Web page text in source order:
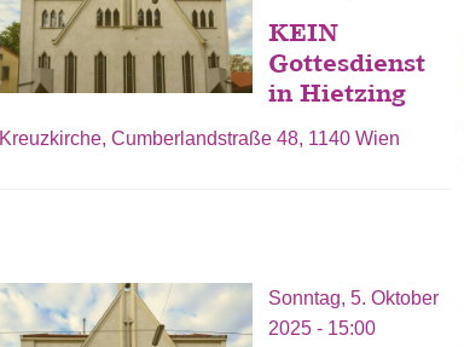
KEIN
Gottesdienst
in Hietzing
Kreuzkirche, Cumberlandstraße 48, 1140 Wien
Sonntag, 5. Oktober
2025 - 15:00